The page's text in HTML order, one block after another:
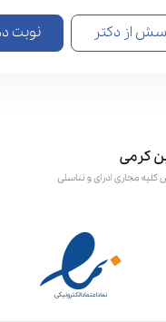
دکتر نوبت دهی